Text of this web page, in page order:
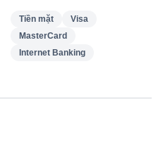
Tiền mặt
Visa
MasterCard
Internet Banking